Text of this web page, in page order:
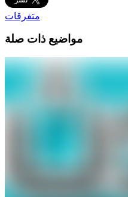
متفرقات
مواضيع ذات صلة